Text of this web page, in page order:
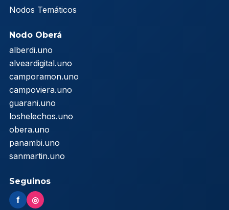
Nodos Temáticos
Nodo Oberá
alberdi.uno
alveardigital.uno
camporamon.uno
campoviera.uno
guarani.uno
loshelechos.uno
obera.uno
panambi.uno
sanmartin.uno
Seguinos
f ◎